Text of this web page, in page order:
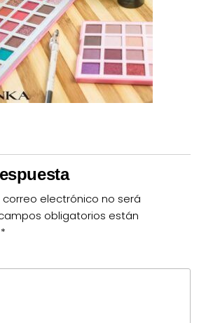
correo electrónico no será
obligatorios están
*